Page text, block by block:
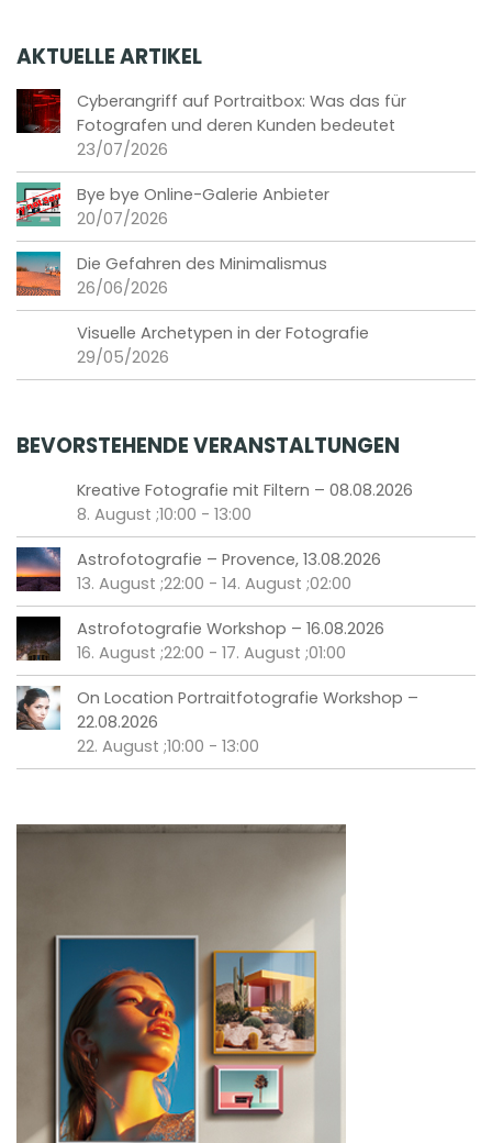
AKTUELLE ARTIKEL
Cyberangriff auf Portraitbox: Was das für
Fotografen und deren Kunden bedeutet
23/07/2026
Bye bye Online-Galerie Anbieter
20/07/2026
Die Gefahren des Minimalismus
26/06/2026
Visuelle Archetypen in der Fotografie
29/05/2026
BEVORSTEHENDE VERANSTALTUNGEN
Kreative Fotografie mit Filtern – 08.08.2026
8. August ;10:00 - 13:00
Astrofotografie – Provence, 13.08.2026
13. August ;22:00 - 14. August ;02:00
Astrofotografie Workshop – 16.08.2026
16. August ;22:00 - 17. August ;01:00
On Location Portraitfotografie Workshop –
22.08.2026
22. August ;10:00 - 13:00